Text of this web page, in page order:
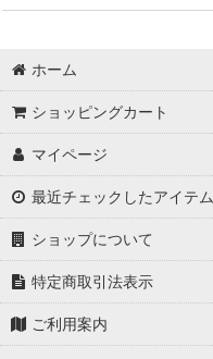
ホーム
ショッピングカート
マイページ
最近チェックしたアイテム
ショップについて
特定商取引法表示
ご利用案内